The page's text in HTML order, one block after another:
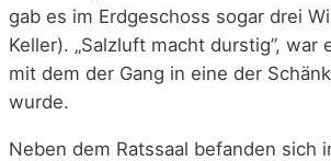
gab es im Erdgeschoss sogar drei
Keller). „Salzluft macht durstig”, war
mit dem der Gang in eine der
wurde.
Neben dem Ratssaal befanden sich